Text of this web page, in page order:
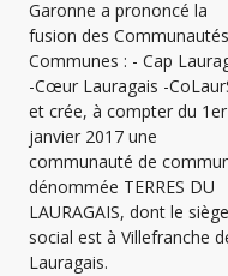
Garonne a prononcé la
fusion des
Communes : - Cap
-Cœur Lauragais -
et crée, à compter du 1er
janvier 2017 une
communauté de
dénommée TERRES DU
LAURAGAIS, dont le siège
social est à Villefranche
Lauragais.